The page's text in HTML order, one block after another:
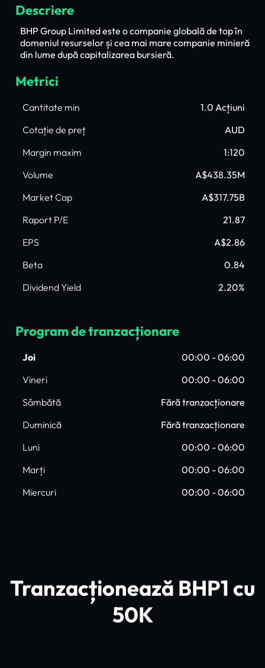
Descriere
BHP Group Limited este o companie globală de top în
domeniul resurselor și cea mai mare companie minieră
din lume după capitalizarea bursieră.
Metrici
Cantitate min
1.0 Acțiuni
Cotație de preț
AUD
Margin maxim
1:120
Volume
A$438.35M
Market Cap
A$317.75B
Raport P/E
21.87
EPS
A$2.86
Beta
0.84
Dividend Yield
2.20%
Program de tranzacționare
Joi
00:00 - 06:00
Vineri
00:00 - 06:00
Sâmbătă
Fără tranzacționare
Duminică
Fără tranzacționare
Luni
00:00 - 06:00
Marți
00:00 - 06:00
Miercuri
00:00 - 06:00
Tranzacționează BHP1 cu
50K